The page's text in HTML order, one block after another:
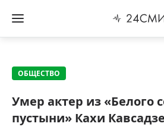
ОБЩЕСТВО
Умер актер из «Белого
пустыни» Кахи Кавсадзе